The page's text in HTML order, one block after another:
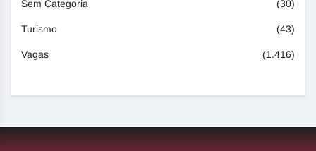
Sem Categoria (30)
Turismo (43)
Vagas (1.416)